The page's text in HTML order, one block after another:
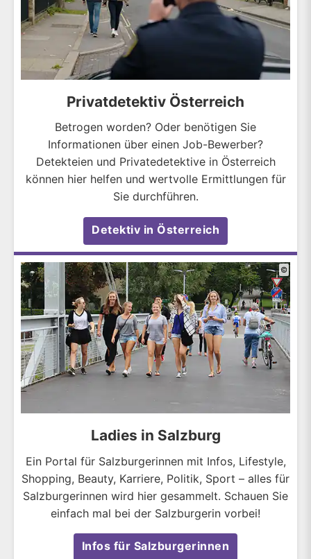
Privatdetektiv Österreich
Betrogen worden? Oder benötigen Sie
Informationen über einen Job-Bewerber?
Detekteien und Privatedetektive in Österreich
können hier helfen und wertvolle Ermittlungen für
Sie durchführen.
Detektiv in Österreich
©
Ladies in Salzburg
Ein Portal für Salzburgerinnen mit Infos, Lifestyle,
Shopping, Beauty, Karriere, Politik, Sport – alles für
Salzburgerinnen wird hier gesammelt. Schauen Sie
einfach mal bei der Salzburgerin vorbei!
Infos für Salzburgerinnen